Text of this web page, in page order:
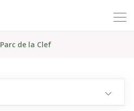
de la Clef